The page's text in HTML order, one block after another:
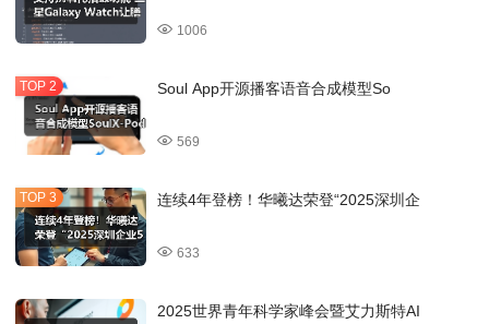
1006
Soul App开源播客语音合成模型So
569
连续4年登榜！华曦达荣登“2025深圳企
633
2025世界青年科学家峰会暨艾力斯特AI